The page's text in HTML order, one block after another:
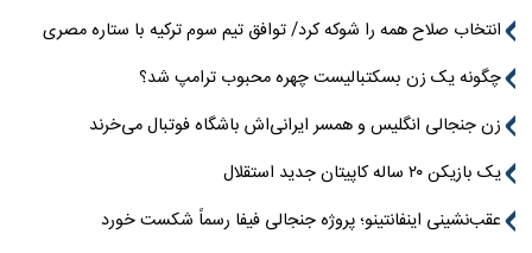
انتخاب صلاح همه را شوکه کرد/ توافق تیم سوم ترکیه با ستاره مصری
چگونه یک زن بسکتبالیست چهره محبوب ترامپ شد؟
زن جنجالی انگلیس و همسر ایرانی‌اش باشگاه فوتبال می‌خرند
یک بازیکن ۲۰ ساله کاپیتان جدید استقلال
عقب‌نشینی اینفانتینو؛ پروژه جنجالی فیفا رسماً شکست خورد